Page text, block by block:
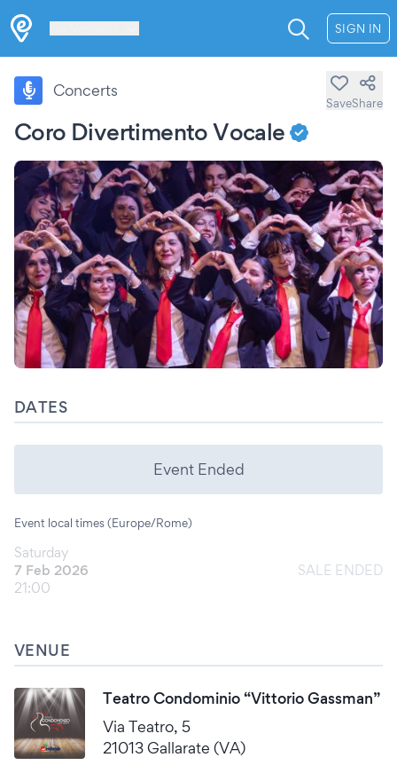
SIGN IN
Coro Divertimento Vocale
Concerts
SaveShare
DATES
Event Ended
Event local times (Europe/Rome)
Saturday
7 Feb 2026
21:00
SALE ENDED
VENUE
Teatro Condominio “Vittorio Gassman”
Via Teatro, 5
21013 Gallarate (VA)